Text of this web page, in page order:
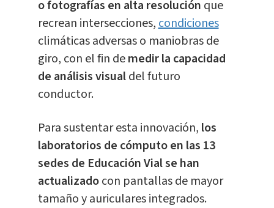
o fotografías en alta resolución que
recrean intersecciones,condiciones
climáticas adversas o maniobras de
giro, con el fin demedir la capacidad
de análisis visualdel futuro
conductor.
Para sustentar esta innovación, los
laboratorios de cómputo en las 13
sedes de Educación Vial se han
actualizadocon pantallas de mayor
tamaño y auriculares integrados.